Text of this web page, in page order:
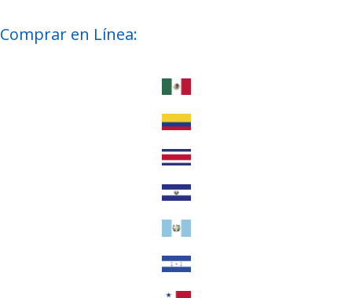
Comprar en Línea: